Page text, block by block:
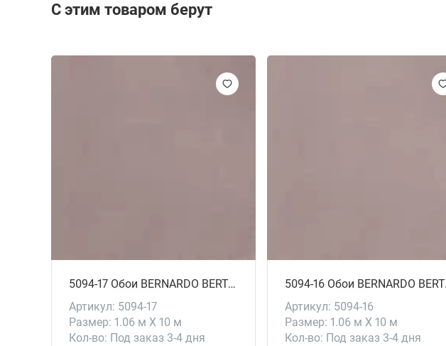
С этим товаром берут
5094-17 Обои BERNARDO BERTALUCCI # Bigi Plus
Артикул: 5094-17
Размер: 1.06 м X 10 м
Кол-во: Под заказ 3-4 дня
5094-
Артикул: 5094-16
Размер: 1.06 м X 10 м
Кол-во: Под заказ 3-4 дня